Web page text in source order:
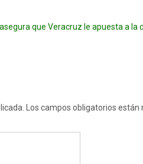
que Veracruz le apuesta a la
Los campos obligatorios están